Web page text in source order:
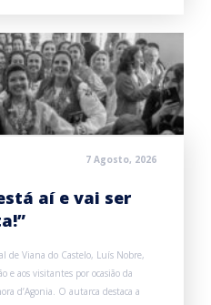
7 Agosto, 2026
aí e vai ser
de Viana do Castelo, Luís Nobre,
e aos visitantes por ocasião da
d’Agonia. O autarca destaca a